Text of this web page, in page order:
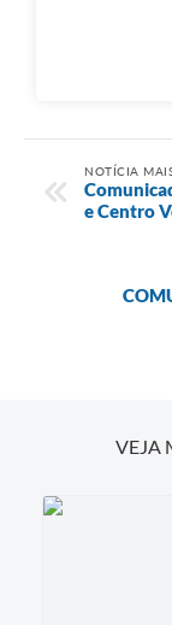
NOTÍCIA
e Centro
VEJA